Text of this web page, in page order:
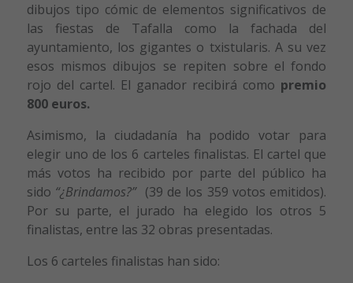
dibujos tipo cómic de elementos significativos de
las fiestas de Tafalla como la fachada del
ayuntamiento, los gigantes o txistularis. A su vez
esos mismos dibujos se repiten sobre el fondo
rojo del cartel. El ganador recibirá como premio
800 euros.
Asimismo, la ciudadanía ha podido votar para
elegir uno de los 6 carteles finalistas. El cartel que
más votos ha recibido por parte del público ha
sido “¿Brindamos?”(39 de los 359 votos emitidos).
Por su parte, el jurado ha elegido los otros 5
finalistas, entre las 32 obras presentadas.
Los 6 carteles finalistas han sido: